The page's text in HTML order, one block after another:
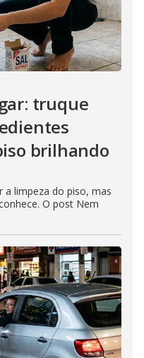
truque
brilhando
a limpeza do piso, mas
O post Nem